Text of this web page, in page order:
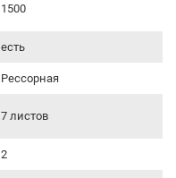
1500
есть
Рессорная
7 листов
2